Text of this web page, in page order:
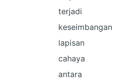
terjadi
keseimbangan
lapisan
cahaya
antara